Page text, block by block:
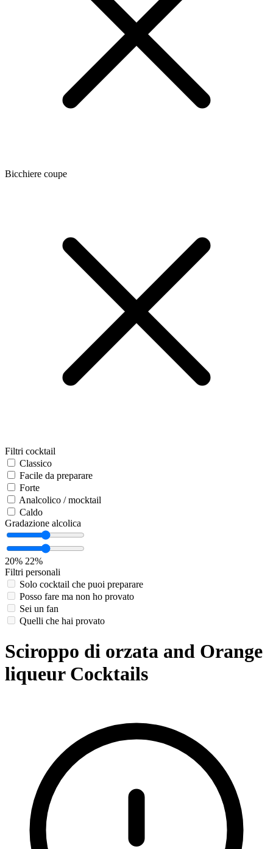
Bicchiere coupe
Filtri cocktail
Classico
Facile da preparare
Forte
Analcolico / mocktail
Caldo
Gradazione alcolica
20% 22%
Filtri personali
Solo cocktail che puoi preparare
Posso fare ma non ho provato
Sei un fan
Quelli che hai provato
Sciroppo di orzata and Orange
liqueur Cocktails